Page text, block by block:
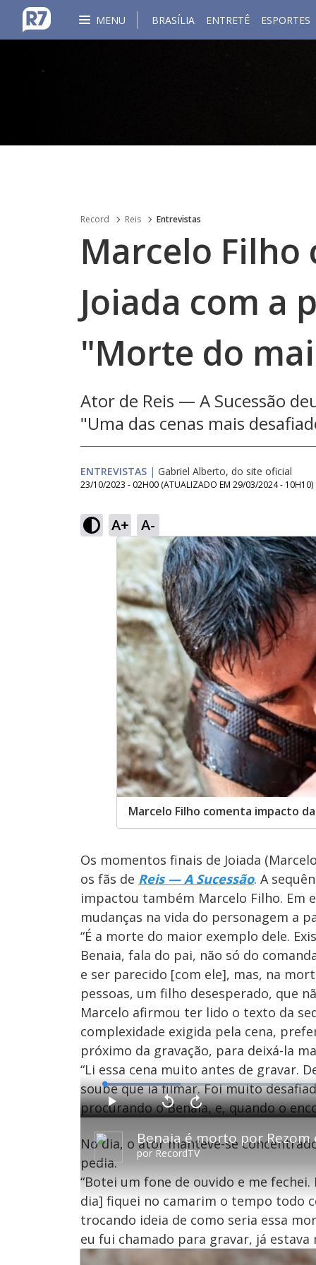
MENU BRASÍLIA ENTRETÊ ESPORTES
Record Reis Entrevistas
Marcelo Filho
Joiada com a
"Morte do
Ator de Reis — A Sucessão
"Uma das cenas mais
ENTREVISTAS | Gabriel Alberto, do site oficial
23/10/2023 - 02H00 (ATUALIZADO EM 29/03/2024 - 10H10)
A+ A-
Marcelo Filho comenta impacto
Os momentos finais de Joiada
os fãs de Reis — A Sucessão. A
impactou também Marcelo Filho. Em
mudanças na vida do personagem a
“É a morte do maior exemplo dele.
Benaia, fala do pai, não só do
e ser parecido [com ele], mas, na
pessoas, um filho desesperado, que
Marcelo afirmou ter lido o texto da
complexidade exigida pela cena,
próximo da gravação, para deixá-la
“Li essa cena muito antes de gravar.
soube que ia filmar. Foi muito
procurando o Benaia, e, quando o
Benaia é morto por Rezom
porRecordTV
P
l
y
V
o
t
a
r
1
g
n
d
A
v
ç
a
r
e
u
n
o
s
L
o
a
d
e
1
6
.
2
No dia, o ator manteve-se
pedia.
“Botei um fone de ouvido e me
dia] fiquei no camarim o tempo todo
trocando ideia de como seria essa
eu fui chamado para gravar, já estava